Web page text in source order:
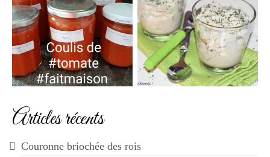
Articles récents
Couronne briochée des rois